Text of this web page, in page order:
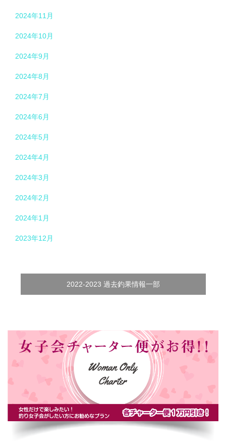
2024年11月
2024年10月
2024年9月
2024年8月
2024年7月
2024年6月
2024年5月
2024年4月
2024年3月
2024年2月
2024年1月
2023年12月
2022-2023 過去釣果情報一部